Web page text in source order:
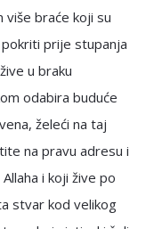
više braće koji su
prije stupanja
u braku
odabira buduće
želeći na taj
na pravu adresu i
i koji žive po
stvar kod velikog